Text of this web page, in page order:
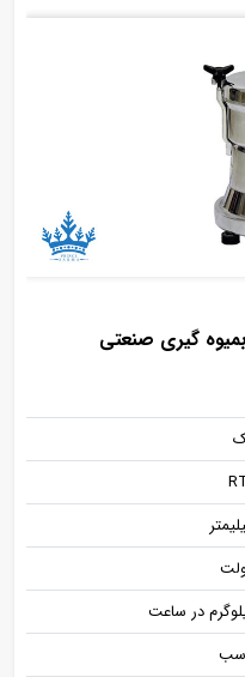
گیری صنعتی